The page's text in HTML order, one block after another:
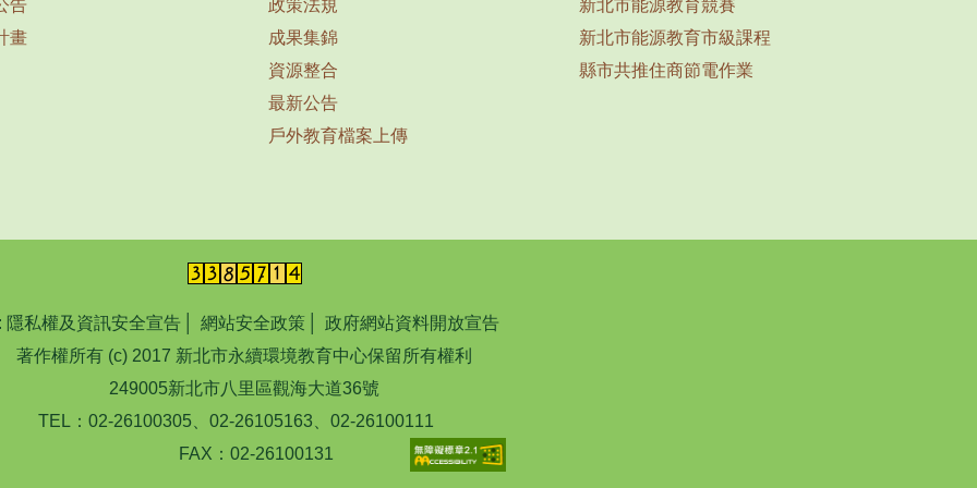
告
畫
政策法規
成果集錦
資源整合
最新公告
戶外教育檔案上傳
新北市能源教育競賽
新北市能源教育市級課程
縣市共推住商節電作業
隱私權及資訊安全宣告 網站安全政策
政府網站資料開放宣告
著作權所有 (c) 2017 新北市永續環境教育中心保留所有權利
249005新北市八里區觀海大道36號
TEL：02-26100305、02-26105163、02-26100111
FAX：02-26100131